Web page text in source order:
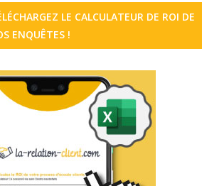
LE CALCULATEUR DE ROI DE
ENQUÊTES !